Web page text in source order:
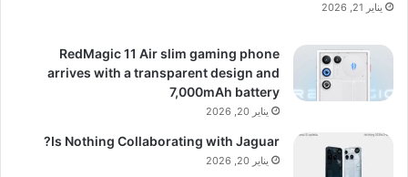
يناير 21, 2026
RedMagic 11 Air slim gaming phone
arrives with a transparent design and
7,000mAh battery
يناير 20, 2026
Is Nothing Collaborating with Jaguar?
يناير 20, 2026